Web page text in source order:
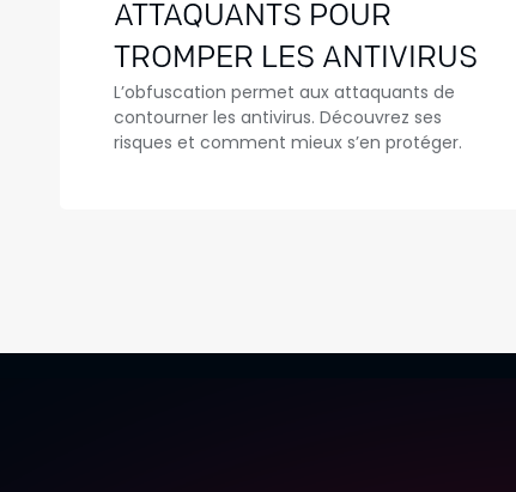
ATTAQUANTS POUR
TROMPER LES ANTIVIRUS
L’obfuscation permet aux attaquants de
contourner les antivirus. Découvrez ses
risques et comment mieux s’en protéger.